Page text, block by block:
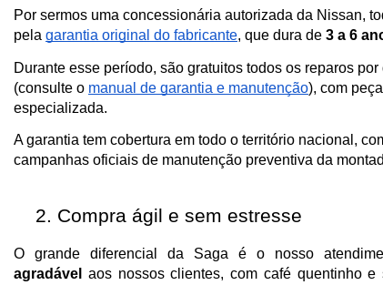
Por sermos uma concessionária autorizada da Nissan,
pela garantia original do fabricante, que dura de 3 a 6
Durante esse período, são gratuitos todos os reparos
(consulte o manual de garantia e manutenção), com
especializada.
A garantia tem cobertura em todo o território nacional,
campanhas oficiais de manutenção preventiva da
Compra ágil e sem estresse
O grande diferencial da Saga é o nosso
agradável
aos nossos clientes, com café quentinho